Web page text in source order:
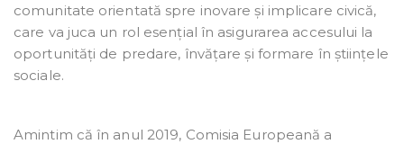
comunitate orientată spre inovare și implicare civică,
care va juca un rol esențial în asigurarea accesului la
oportunități de predare, învățare și formare în științele
sociale.
Amintim că în anul 2019, Comisia Europeană a